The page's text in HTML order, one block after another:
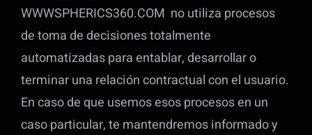
WWWSPHERICS360.COM no utiliza procesos
de toma de decisiones totalmente
automatizadas para entablar, desarrollar o
terminar una relación contractual con el usuario.
En caso de que usemos esos procesos en un
caso particular, te mantendremos informado y